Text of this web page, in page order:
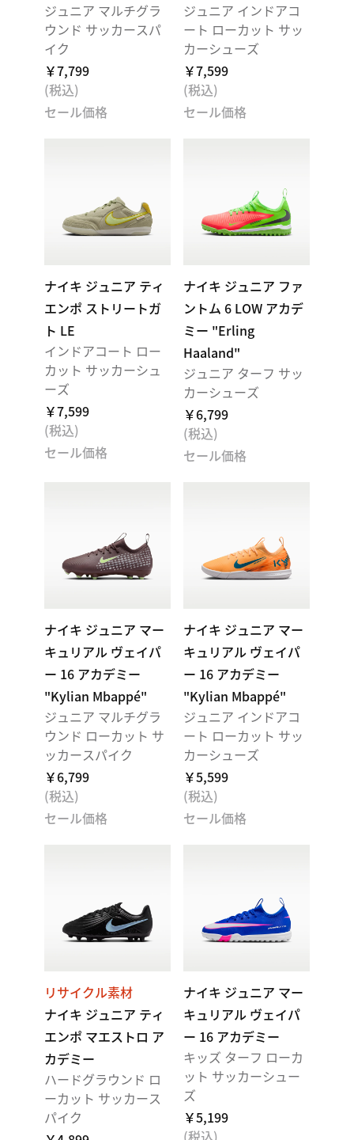
ジュニア マルチグラ
ウンド サッカースパ
イク
￥7,799
(税込)
セール価格
ジュニア インドアコ
ート ローカット サッ
カーシューズ
￥7,599
(税込)
セール価格
ナイキ ジュニア ティ
エンポ ストリートガ
ト LE
インドアコート ロー
カット サッカーシュ
ーズ
￥7,599
(税込)
セール価格
ナイキ ジュニア ファ
ントム 6 LOW アカデ
ミー "Erling
Haaland"
ジュニア ターフ サッ
カーシューズ
￥6,799
(税込)
セール価格
ナイキ ジュニア マー
キュリアル ヴェイパ
ー 16 アカデミー
"Kylian Mbappé"
ジュニア マルチグラ
ウンド ローカット サ
ッカースパイク
￥6,799
(税込)
セール価格
ナイキ ジュニア マー
キュリアル ヴェイパ
ー 16 アカデミー
"Kylian Mbappé"
ジュニア インドアコ
ート ローカット サッ
カーシューズ
￥5,599
(税込)
セール価格
リサイクル素材
ナイキ ジュニア ティ
エンポ マエストロ ア
カデミー
ハードグラウンド ロ
ーカット サッカース
パイク
ナイキ ジュニア マー
キュリアル ヴェイパ
ー 16 アカデミー
キッズ ターフ ローカ
ット サッカーシュー
ズ
￥5,199
(税込)